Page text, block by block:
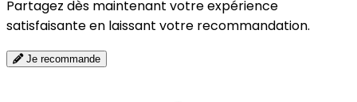
Partagez dès maintenant votre expérience
satisfaisante en laissant votre recommandation.
Je recommande